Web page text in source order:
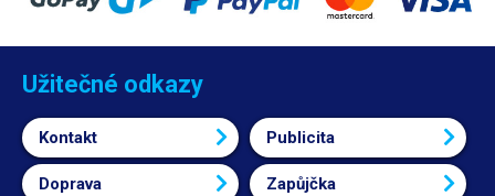
Užitečné odkazy
Kontakt Publicita
Doprava Zapůjčka